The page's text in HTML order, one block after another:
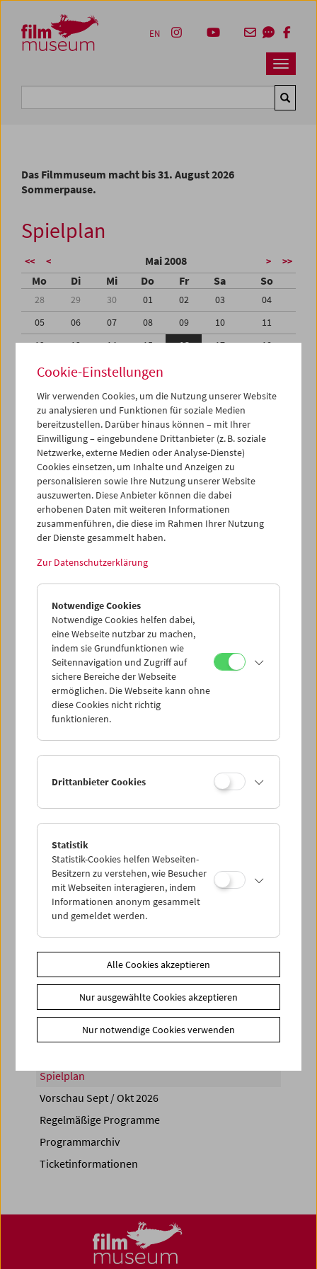
Zum Inhalt
Zum Hauptmenü
Zur Servicenavigation
Zum Suche
Navbar
EN
Das Filmmuseum macht bis 31. August 2026
Sommerpause.
Spielplan
<< < Mai 2008 > >>
Mo Di Mi Do Fr Sa So
28 29 30 01 02 03
04
05
06 07 08 09 10
11
12
13 14 15 16 17
18
19
20 21 22
26
28 30
01
02
03 04 05 06 07
iCalender
Programmheft-PDF
English language or subtitles
< Vorherige Woche
Mo 12.5.
Di 13.5.
Mi 14.5.
Do 15.5.
Sa 17.5.
PROGRAMM ÜBERBLICK
Share on
Spielplan
Vorschau Sept / Okt 2026
Regelmäßige Programme
Programmarchiv
Ticketinformationen
Cookie-Einstellungen
Wir verwenden Cookies, um die Nutzung unserer Website
zu analysieren und Funktionen für soziale Medien
bereitzustellen. Darüber hinaus können – mit Ihrer
Einwilligung – eingebundene Drittanbieter (z. B. soziale
Netzwerke, externe Medien oder Analyse-Dienste)
Cookies einsetzen, um Inhalte und Anzeigen zu
personalisieren sowie Ihre Nutzung unserer Website
auszuwerten. Diese Anbieter können die dabei
erhobenen Daten mit weiteren Informationen
zusammenführen, die diese im Rahmen Ihrer Nutzung
der Dienste gesammelt haben.
Zur Datenschutzerklärung
Notwendige Cookies
Notwendige Cookies helfen dabei,
eine Webseite nutzbar zu machen,
indem sie Grundfunktionen wie
Seitennavigation und Zugriff auf
sichere Bereiche der Webseite
ermöglichen. Die Webseite kann ohne
diese Cookies nicht richtig
funktionieren.
Drittanbieter Cookies
Statistik
Statistik-Cookies helfen Webseiten-
Besitzern zu verstehen, wie Besucher
mit Webseiten interagieren, indem
Informationen anonym gesammelt
und gemeldet werden.
Alle Cookies akzeptieren
Nur ausgewählte Cookies akzeptieren
Nur notwendige Cookies verwenden